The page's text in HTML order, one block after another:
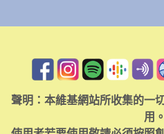
聲明：本維基網站所收集的一
用。